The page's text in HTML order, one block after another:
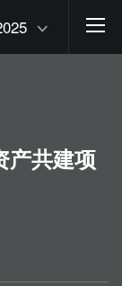
产共建项